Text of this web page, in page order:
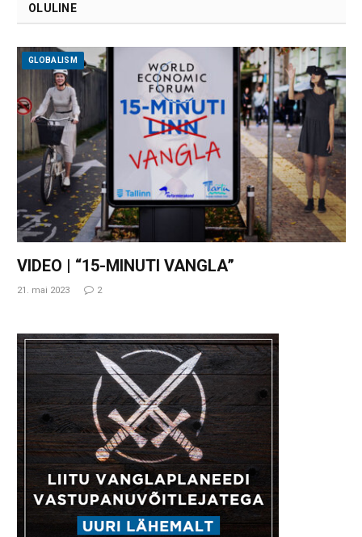
OLULINE
GLOBALISM
VIDEO | “15-MINUTI VANGLA”
21. mai 2023 2